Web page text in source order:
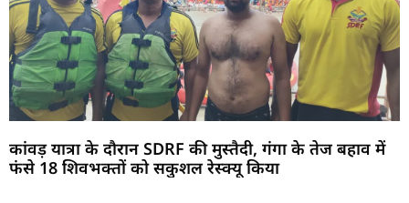
कांवड़ यात्रा के दौरान SDRF की मुस्तैदी, गंगा के तेज बहाव में
फंसे 18 शिवभक्तों को सकुशल रेस्क्यू किया